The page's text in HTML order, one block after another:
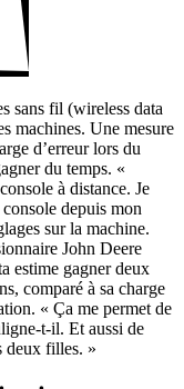
sans fil (wire­less data
machines. Une mesure
d’erreur lors du
du temps. «
à distance. Je
depuis mon
sur la machine.
John Deere
estime gagner deux
comparé à sa charge
« Ça me permet de
t-il. Et aussi de
deux filles. »